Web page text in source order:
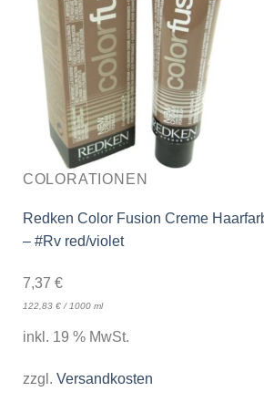
COLORATIONEN
Redken Color Fusion Creme
– #Rv red/violet
7,37 €
122,83 €/ 1000 ml
inkl. 19 % MwSt.
zzgl. Versandkosten